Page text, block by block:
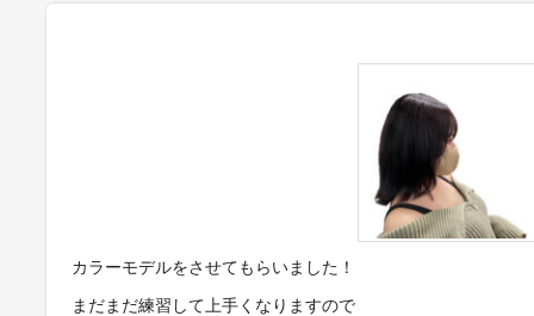
カラーモデルをさせてもらいました！
まだまだ練習して上手くなりますので